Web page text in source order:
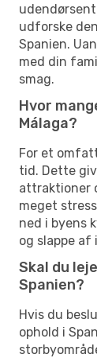
udforske
Spanien.
med din
smag.
Hvor
Málaga?
For et
tid. Dette
attraktioner
meget
ned i byens
og slappe af
Skal du
Spanien?
Hvis du
ophold i